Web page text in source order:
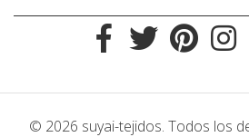
© 2026 suyai-tejidos. Todos los